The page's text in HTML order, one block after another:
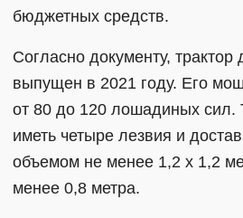
бюджетных средств.
Согласно документу,
выпущен в 2021 году. Его
от 80 до 120 лошадиных сил.
иметь четыре лезвия и
объемом не менее 1,2 х 1,2
менее 0,8 метра.